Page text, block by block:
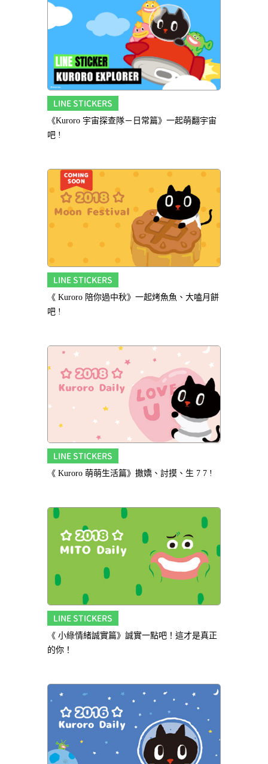
LINE STICKERS
《Kuroro 宇宙探查隊－日常篇》一起萌翻宇宙
吧 !
LINE STICKERS
《 Kuroro 陪你過中秋》一起烤魚魚、大嗑月餅
吧 !
LINE STICKERS
《 Kuroro 萌萌生活篇》撒嬌、討摸、生 7 7 !
LINE STICKERS
《 小綠情緒誠實篇》誠實一點吧！這才是真正
的你！